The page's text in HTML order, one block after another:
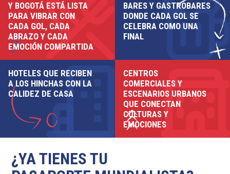
Y BOGOTÁ ESTÁ LISTA
PARA VIBRAR CON
CADA GOL, CADA
ABRAZO Y CADA
EMOCIÓN COMPARTIDA
BARES Y GASTROBARES
DONDE CADA GOL SE
CELEBRA COMO UNA
FINAL
HOTELES QUE RECIBEN
A LOS HINCHAS CON LA
CALIDEZ DE CASA
CENTROS
COMERCIALES Y
ESCENARIOS URBANOS
QUE CONECTAN
CULTURAS Y
EMOCIONES
¿YA TIENES TU